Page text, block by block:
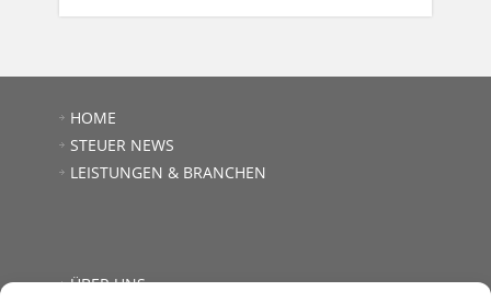
HOME
STEUER NEWS
LEISTUNGEN & BRANCHEN
ÜBER UNS